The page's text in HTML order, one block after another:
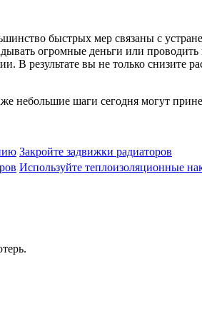
быстрых мер связаны с
огромные деньги или
В результате вы не только снизите
небольшие шаги сегодня могут
Закройте задвижки радиаторов
Используйте теплоизоляционные